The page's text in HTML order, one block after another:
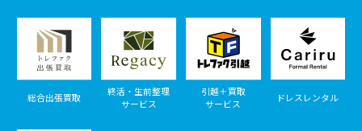
総合出張買取
終活・生前整理
サービス
引越＋買取
サービス
ドレスレンタル